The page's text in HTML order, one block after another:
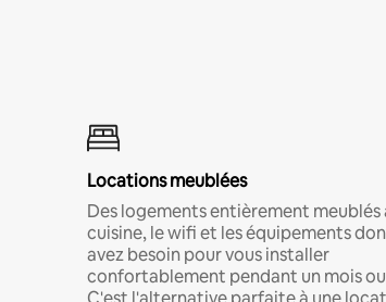
Locations meublées
Des logements entièrement meublés
cuisine, le wifi et les équipements
avez besoin pour vous installer
confortablement pendant un mois